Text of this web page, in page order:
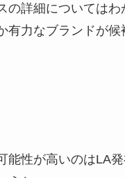
の詳細についてはわ
有力なブランドが候
能性が高いのはLA発